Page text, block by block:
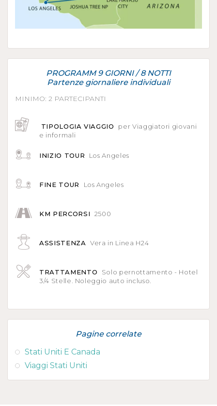
PROGRAMM 9 GIORNI / 8 NOTTI
Partenze giornaliere individuali
MINIMO: 2 PARTECIPANTI
TIPOLOGIA VIAGGIO
per Viaggiatori giovani
e informali
INIZIO TOUR Los Angeles
FINE TOUR Los Angeles
KM PERCORSI 2500
ASSISTENZA Vera in Linea H24
TRATTAMENTO
Solo pernottamento - Hotel
3/4 Stelle. Noleggio auto incluso.
Pagine correlate
Stati Uniti E Canada
Viaggi Stati Uniti